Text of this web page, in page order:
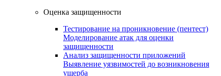
Оценка защищенности
Тестирование на проникновение (пентест)
Моделирование атак для оценки
защищенности
Анализ защищенности приложений
Выявление уязвимостей до возникновения
ущерба